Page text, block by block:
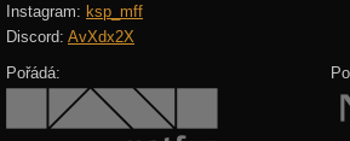
Instagram: ksp_mff
Discord: AvXdx2X
Pořádá: